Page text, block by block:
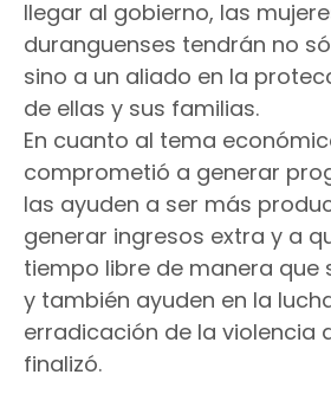
llegar al gobierno, las
duranguenses tendrán no
sino a un aliado en la
de ellas y sus familias.
En cuanto al tema
comprometió a generar
las ayuden a ser más
generar ingresos extra y a
tiempo libre de manera que
y también ayuden en la
erradicación de la violencia
finalizó.